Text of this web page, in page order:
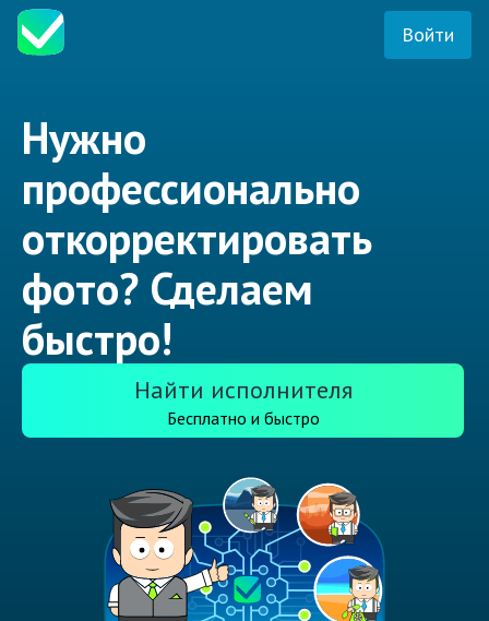
Войти
Нужно
профессионально
откорректировать
фото? Сделаем
быстро!
Найти исполнителя
Бесплатно и быстро